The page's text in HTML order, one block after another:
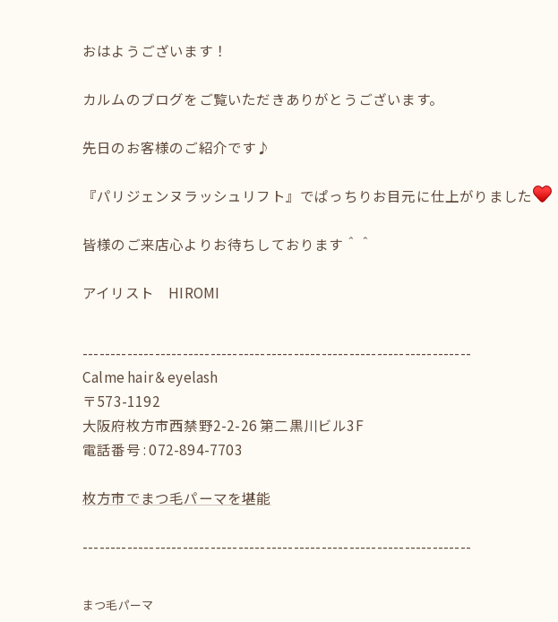
おはようございます！
カルムのブログをご覧いただきありがとうございます。
先日のお客様のご紹介です♪
『パリジェンヌラッシュリフト』でぱっちりお目元に仕上がりました
皆様のご来店心よりお待ちしております＾＾
アイリスト HIROMI
----------------------------------------------------------------------
Calme hair＆eyelash
〒573-1192
大阪府枚方市西禁野2-2-26 第二黒川ビル3F
電話番号 : 072-894-7703
枚方市でまつ毛パーマを堪能
----------------------------------------------------------------------
まつ毛パーマ